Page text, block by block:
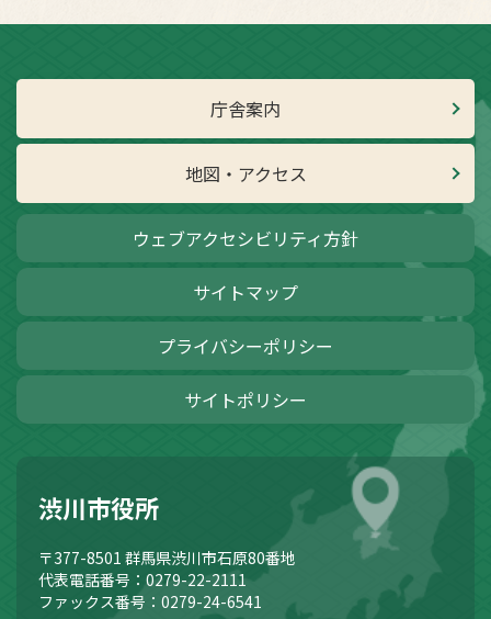
庁舎案内
地図・アクセス
ウェブアクセシビリティ方針
サイトマップ
プライバシーポリシー
サイトポリシー
渋川市役所
〒377-8501 群馬県渋川市石原80番地
代表電話番号：0279-22-2111
ファックス番号：0279-24-6541